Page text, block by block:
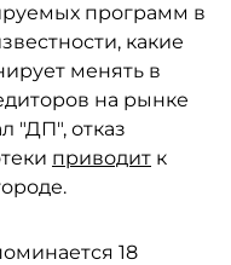
программ в
какие
менять в
на рынке
"ДП", отказ
приводит к
18